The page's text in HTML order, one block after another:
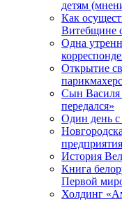
детям
Как
Витебщине
Одна
Открытие
Сын Василя
передался»
Один день
История
Книга
Первой
Холдинг